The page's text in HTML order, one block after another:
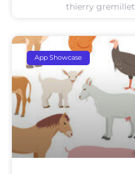
thierry gremillet
App Showcase